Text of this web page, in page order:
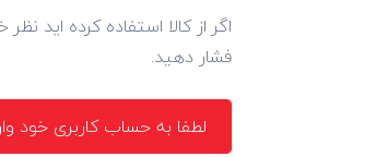
اگر از کالا استفاده کرده اید
فشار دهید.
لطفا به حساب کاربری خود